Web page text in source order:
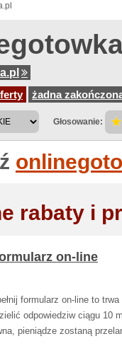
żadna
Głosowanie:
rabaty i
on-line
formularz on-line to
odpowiedziw ciągu 10
pieniądze zostaną